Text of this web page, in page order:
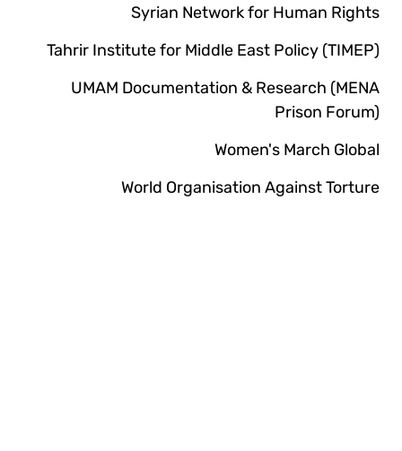
Syrian Network for Human Rights
Tahrir Institute for Middle East Policy (TIMEP)
UMAM Documentation & Research (MENA
Prison Forum)
Women's March Global
World Organisation Against Torture